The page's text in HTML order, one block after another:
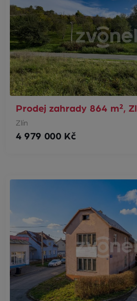
Prodej zahrady 864 m²,
Zlín
4 979 000 Kč